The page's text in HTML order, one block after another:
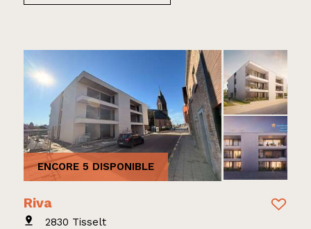
ENCORE 5 DISPONIBLE
Riva
2830 Tisselt